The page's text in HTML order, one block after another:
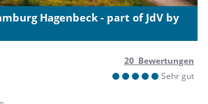
Hagenbeck - part of JdV by
20 Bewertungen
Sehr gut